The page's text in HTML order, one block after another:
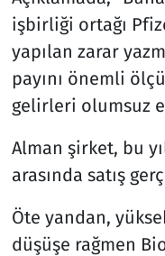
işbirliği ortağı
yapılan zarar
payını önemli
gelirleri olumsuz
Alman şirket, bu
arasında satış
Öte yandan,
düşüşe rağmen